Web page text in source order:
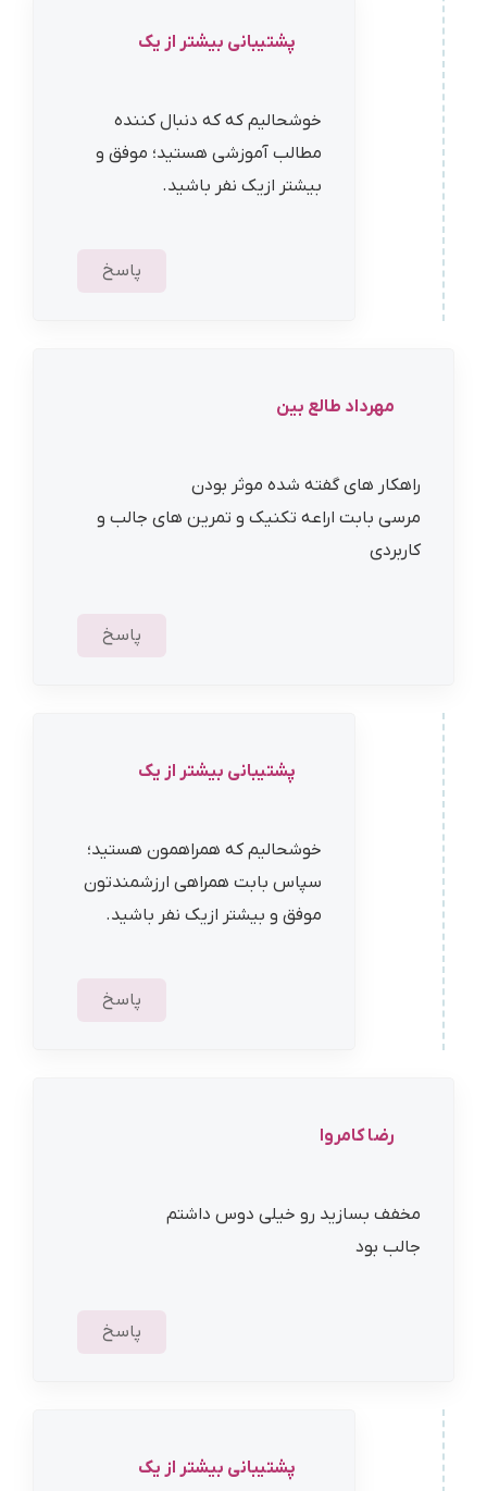
پشتیبانی بیشتر از یک
خوشحالیم که که دنبال کننده
مطالب آموزشی هستید؛ موفق و
بیشتر ازیک نفر باشید.
پاسخ
مهرداد طالع بین
راهکار های گفته شده موثر بودن
مرسی بابت اراعه تکنیک و تمرین های جالب و
کاربردی
پاسخ
پشتیبانی بیشتر از یک
خوشحالیم که همراهمون هستید؛
سپاس بابت همراهی ارزشمندتون
موفق و بیشتر ازیک نفر باشید.
پاسخ
رضا کامروا
مخفف بسازید رو خیلی دوس داشتم
جالب بود
پاسخ
پشتیبانی بیشتر از یک